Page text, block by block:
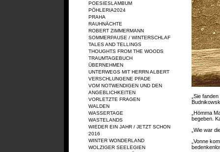
POESIESLAMBUM
PÖHLERIA2024
PRAHA
RAUHNÄCHTE
ROBERT ZIMMERMANN
SOMMERPAUSE / WINTERSCHLAF
TALES AND TELLINGS
THOUGHTS FROM THE WOODS
TRAUMTAGEBUCH
ÜBERNEHMEN
UNTERWEGS MIT HERRN ALBERT
VERSCHLUNGENE PFADE
VOM NOTWENDIGEN UND DEN
ANGEBLICHKEITEN
VORLETZTE FRAGEN
WALDEN
WASSERTAGE
WASTELANDS
WIEDER EIN JAHR / JETZT SCHON
2016
WINTER WONDERLAND
WOLZIGER SEELEGIEN
„Sie
„Hömma
begeben.
„Wie war
„Vonne